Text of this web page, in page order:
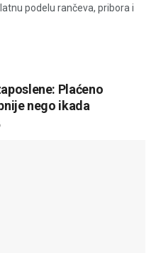
podelu rančeva, pribora i
Plaćeno
nego ikada